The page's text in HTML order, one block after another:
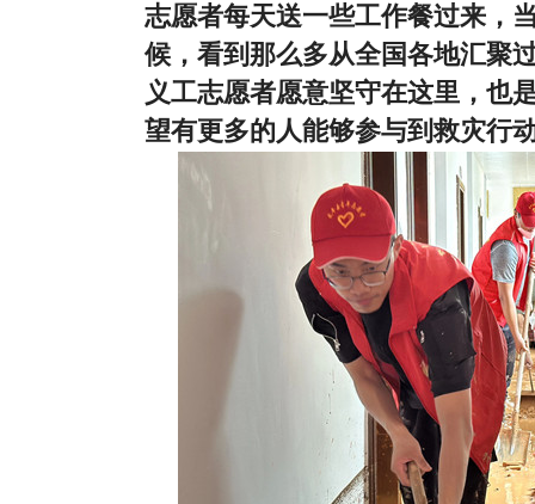
志愿者每天送一些工作餐过来，
候，看到那么多从全国各地汇聚
义工志愿者愿意坚守在这里，也
望有更多的人能够参与到救灾行